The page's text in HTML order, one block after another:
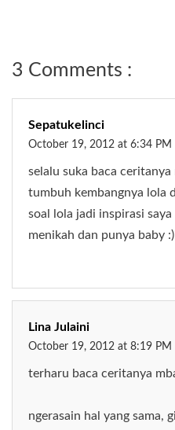
3 Comments :
Sepatukelinci
October 19, 2012 at 6:34 PM
selalu suka baca
tumbuh kembangnya lola
soal lola jadi inspirasi
menikah dan punya baby :)
Lina Julaini
October 19, 2012 at 8:19 PM
terharu baca ceritanya
ngerasain hal yang sama,